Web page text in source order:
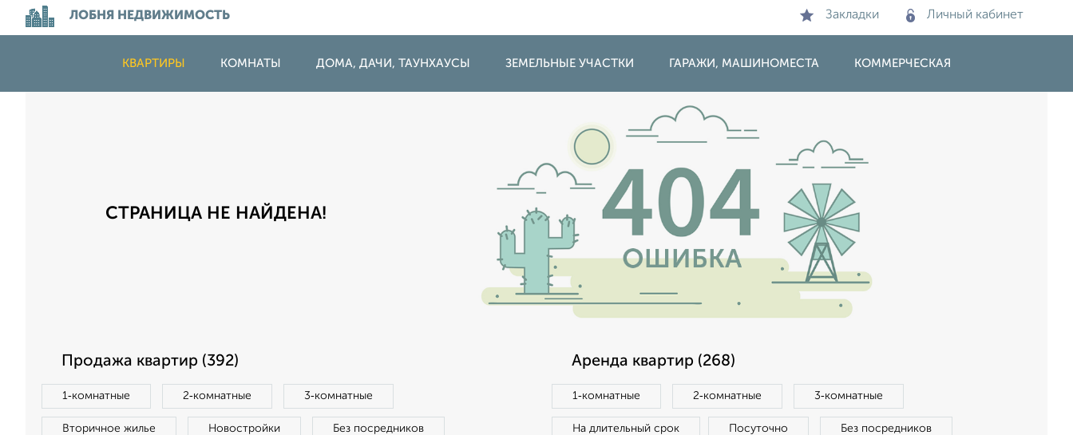
ЛОБНЯ НЕДВИЖИМОСТЬ Закладки Личный кабинет
КВАРТИРЫ КОМНАТЫ ДОМА, ДАЧИ, ТАУНХАУСЫ ЗЕМЕЛЬНЫЕ УЧАСТКИ ГАРАЖИ, МАШИНОМЕСТА КОММЕРЧЕСКАЯ
СТРАНИЦА НЕ НАЙДЕНА!
Продажа квартир (392)
1‑комнатные 2‑комнатные 3‑комнатные
Вторичное жилье Новостройки Без посредников
Аренда квартир (268)
1‑комнатные 2‑комнатные 3‑комнатные
На длительный срок Посуточно Без посредников